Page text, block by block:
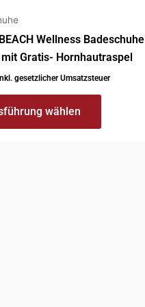
Wellness Badeschuhe
mit Gratis- Hornhautraspel
gesetzlicher Umsatzsteuer
wählen